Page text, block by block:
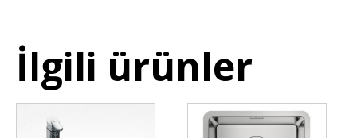
İlgili ürünler